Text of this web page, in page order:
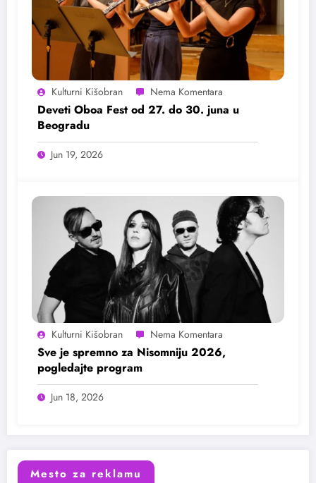
Kulturni Kišobran
Deveti Oboa Fest od 27. do 30. juna u
Beogradu
Jun 19, 2026
Kulturni Kišobran
Sve je spremno za Nisomniju 2026,
pogledajte program
Jun 18, 2026
Mesto za reklamu